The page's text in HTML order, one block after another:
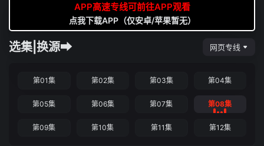
APP高速专线可前往APP观看
点我下载APP（仅安卓/苹果暂无）
选集|换源➡ 网页专线
第01集 第02集 第03集 第04集
第05集 第06集 第07集 第08集
第09集 第10集 第11集 第12集